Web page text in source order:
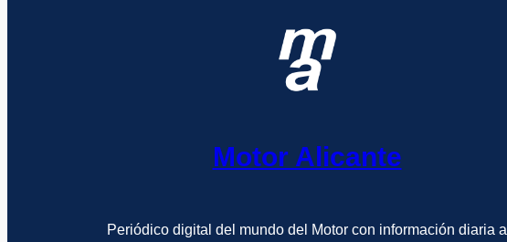
Motor Alicante
Periódico digital del mundo del Motor con información diaria a